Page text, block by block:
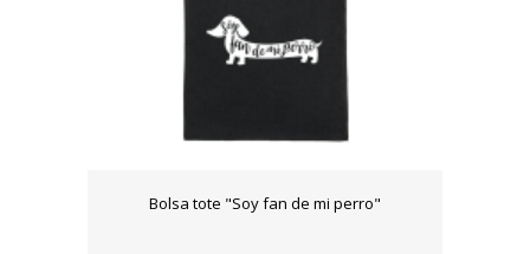
Bolsa tote "Soy fan de mi perro"